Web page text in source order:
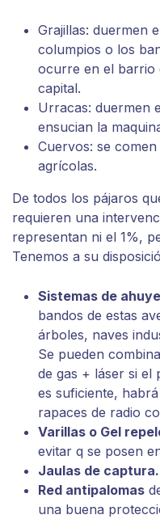
Grajillas: duermen
columpios o los
ocurre en el barrio
capital.
Urracas: duermen
ensucian la
Cuervos: se
agrícolas.
De todos los pájaros
requieren una
representan ni el 1%,
Tenemos a su
Sistemas de
bandos de estas
árboles, naves
Se pueden
de gas + láser si el
es suficiente,
rapaces de radio
Varillas o Gel
evitar q se posen
Jaulas de captura.
Red antipalomas
una buena